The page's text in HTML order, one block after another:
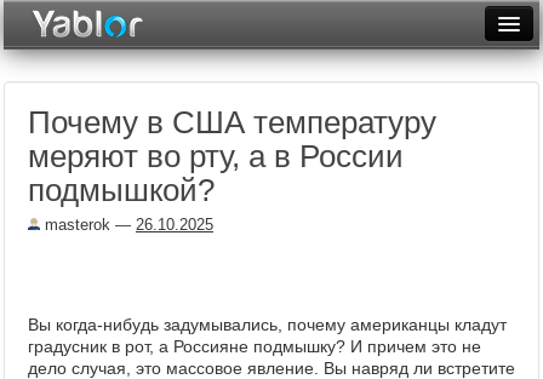
Неделя
Месяц
Видеотоп
Почему в США температуру
меряют во рту, а в России
подмышкой?
masterok — 26.10.2025
Вы когда-нибудь задумывались, почему американцы кладут
градусник в рот, а Россияне подмышку? И причем это не
дело случая, это массовое явление. Вы навряд ли встретите